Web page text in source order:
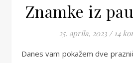
Znamke iz
25. aprila, 2023 / 14
Danes vam pokažem dve praznični voščilnici, ki imata